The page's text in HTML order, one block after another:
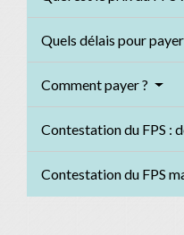
Quels délais pour payer
Comment payer ?
Contestation du FPS :
Contestation du FPS